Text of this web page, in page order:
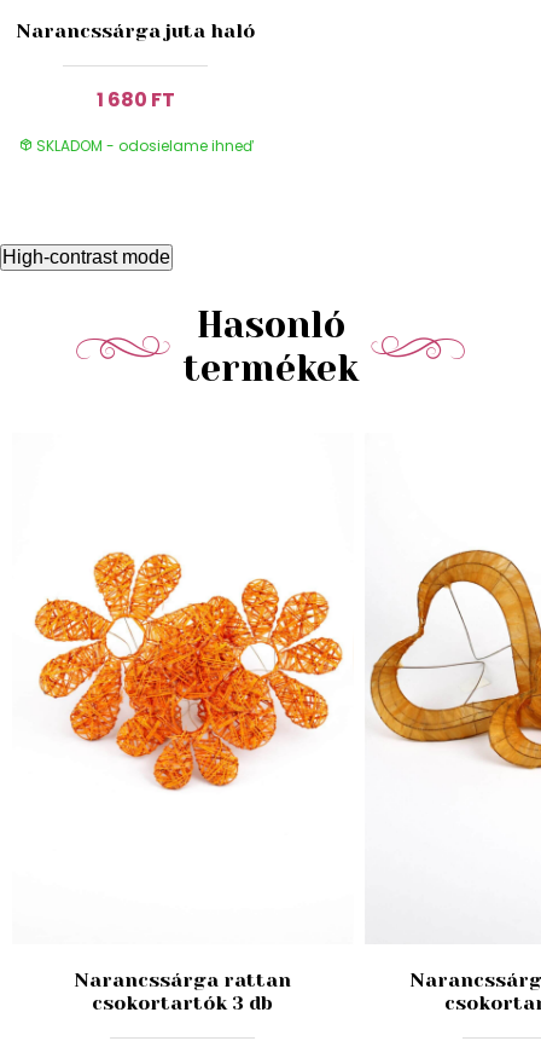
Narancssárga juta haló
1 680 FT
SKLADOM - odosielame ihneď
High-contrast mode
Hasonló
termékek
Narancssárga rattan
csokortartók 3 db